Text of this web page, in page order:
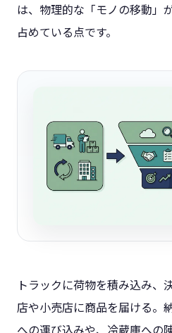
は、物理的な「モノの移動」
占めている点です。
トラックに荷物を積み込み、
店や小売店に商品を届ける。
への運び込みや、冷蔵庫への